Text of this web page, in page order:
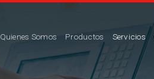
Quienes Somos Productos Servicios